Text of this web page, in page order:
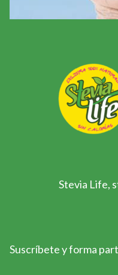
Stevia Life,
Suscríbete y forma